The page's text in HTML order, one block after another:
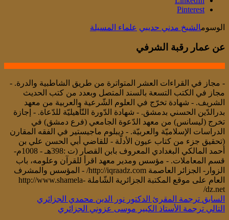
Pinterest
الوسومالشيخ مدني حديبي علماء المسيلة
عن عمار رقبة الشرفي
- مجاز في القراءات العشر المتواترة من طريق الشاطبية والدرة. -
مجاز في الكتب التسعة بالسند المتصل وبعدد من كتب الحديث
الشريف. - شهادة تخرّج في العلوم الشّرعية والعربية من معهد
بدرالدّين الحسني بدمشق. - شهادة الدّورة التّأهيليّة للدّعاة. - إجازة
تخرج (ليسانس) من معهد الدّعوة الجامعي (فرع دمشق) في
الدراسات الإسلاميّة والعربيّة. - ديبلوم ماجيستير في الفقه المقارن
(تحقيق جزء من كتاب عيون الأدلّة - للقاضي أبي الحسن علي بن
أحمد المالكي البغدادي المعروف بابن القصار (ت :398هـ - 1008م-
قسم المعاملات. - مؤسس ومدير معهد اقرأ للقرآن وعلومه، باب
الزوار- الجزائر العاصمة http://iqraadz.com/ - المؤسس والمشرف
العام على موقع المكتبة الجزائرية الشّاملة http://www.shamela-
dz.net/
السابق ترجمة المقرئ الدكتور نور الدين محمدي الجزائري
التالي ترجمة الأستاذ الكبير موسى عزوني الجزائري